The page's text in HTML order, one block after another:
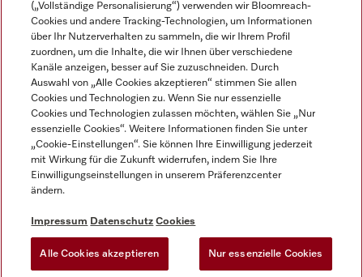
Impressum
AGB
Datenschutz
Nutzungsbedingungen
Gesetzen über digitale Dienste
Cookie-Einstellungen
Miele auf Instagram
Miele auf Youtube
(„Vollständige Personalisierung“) verwenden wir Bloomreach-
Cookies und andere Tracking-Technologien, um Informationen
über Ihr Nutzerverhalten zu sammeln, die wir Ihrem Profil
zuordnen, um die Inhalte, die wir Ihnen über verschiedene
Kanäle anzeigen, besser auf Sie zuzuschneiden. Durch
Auswahl von „Alle Cookies akzeptieren“ stimmen Sie allen
Cookies und Technologien zu. Wenn Sie nur essenzielle
Cookies und Technologien zulassen möchten, wählen Sie „Nur
essenzielle Cookies“. Weitere Informationen finden Sie unter
„Cookie-Einstellungen“. Sie können Ihre Einwilligung jederzeit
mit Wirkung für die Zukunft widerrufen, indem Sie Ihre
Einwilligungseinstellungen in unserem Präferenzcenter
ändern.
Impressum Datenschutz Cookies
Alle Cookies akzeptieren Nur essenzielle Cookies